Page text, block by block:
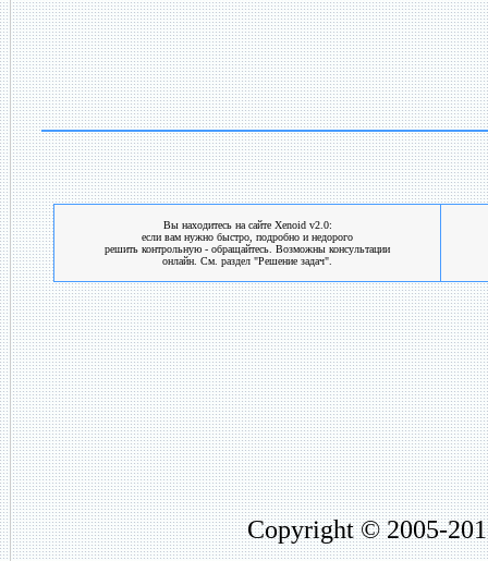
Вы находитесь на сайте Xenoid v2.0:
если вам нужно быстро, подробно и недорого
решить контрольную - обращайтесь. Возможны консультации
онлайн. См. раздел "Решение задач".
Copyright © 2005-